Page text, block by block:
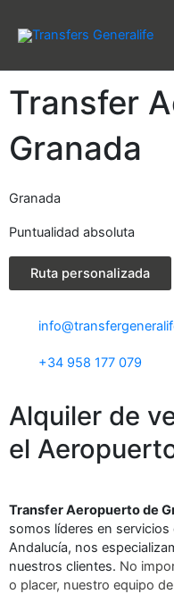
contenido
Transfer
Granada
Granada
Puntualidad absoluta
Ruta personalizada
+34 958 177 079
Alquiler de
el
Transfer Aeropuerto de
somos líderes en
Andalucía, nos
nuestros clientes. No
o placer, nuestro equipo